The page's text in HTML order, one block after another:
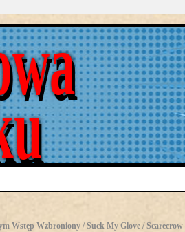
Wstęp Wzbroniony / Suck My Glove / Scarecrow